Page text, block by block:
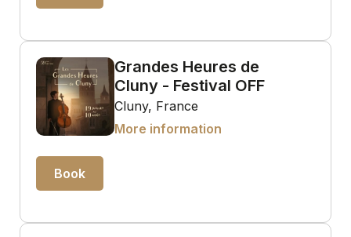
Grandes Heures de
Cluny - Festival OFF
Cluny, France
More information
Book